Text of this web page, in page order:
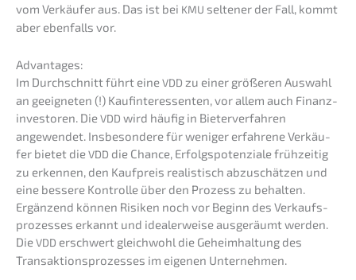
vom Verkäu­fer aus. Das ist bei KMU selte­ner der Fall, kommt
aber ebenfalls vor.
Advan­ta­ges:
Im Durch­schnitt führt eineVDD zu einer größe­ren Auswahl
an geeig­ne­ten (!) Kaufin­ter­es­sen­ten, vor allem auch Finanz­
in­ves­to­ren. DieVDD wird häufig in Bieter­ver­fah­ren
angewen­det. Insbe­son­de­re für weniger erfah­re­ne Verkäu­
fer bietet dieVDD die Chance, Erfolgs­po­ten­zia­le frühzei­tig
zu erken­nen, den Kaufpreis realis­tisch abzuschät­zen und
eine besse­re Kontrol­le über den Prozess zu behal­ten.
Ergän­zend können Risiken noch vor Beginn des Verkaufs­
pro­zes­ses erkannt und idealer­wei­se ausge­räumt werden.
DieVDD erschwert gleich­wohl die Geheim­hal­tung des
Trans­ak­ti­ons­pro­zes­ses im eigenen Unternehmen.